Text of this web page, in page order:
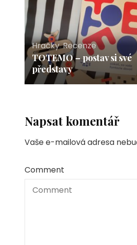
Hračky,Recenze
TOTEMO – postav si své
představy
Napsat komentář
Vaše e-mailová adresa
Comment